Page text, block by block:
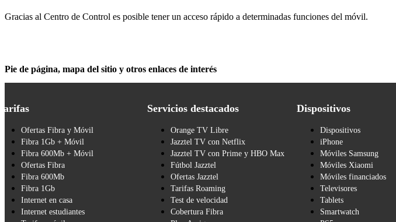
Gracias al Centro de Control es posible tener un acceso rápido a determinadas funciones del móvil.
Pie de página, mapa del sitio y otros enlaces de interés
Ofertas Fibra y Móvil
Fibra 1Gb + Móvil
Fibra 600Mb + Móvil
Ofertas Fibra
Fibra 600Mb
Fibra 1Gb
Internet en casa
Internet estudiantes
Servicios destacados
Orange TV Libre
Jazztel TV con Netflix
Jazztel TV con Prime y HBO Max
Fútbol Jazztel
Ofertas Jazztel
Tarifas Roaming
Test de velocidad
Cobertura Fibra
Dispositivos
Dispositivos
iPhone
Móviles Samsung
Móviles Xiaomi
Móviles financiados
Televisores
Tablets
Smartwatch